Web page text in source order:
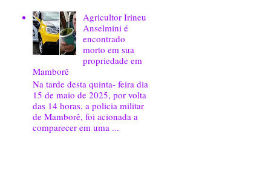
Agricultor Irineu
Anselmini é
encontrado
morto em sua
propriedade em
Mamborê
Na tarde desta quinta- feira dia
15 de maio de 2025, por volta
das 14 horas, a policia militar
de Mamborê, foi acionada a
comparecer em uma ...